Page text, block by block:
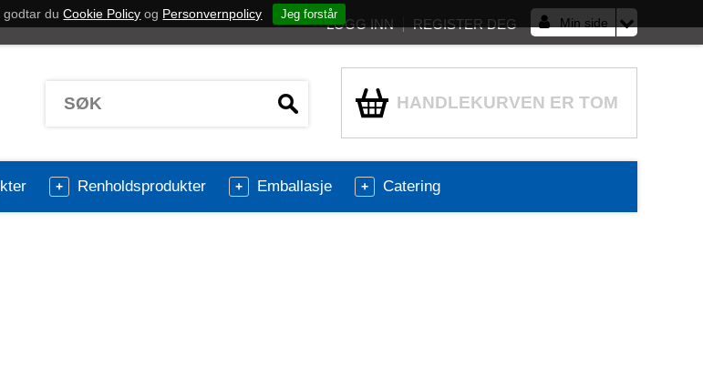
godtar du Cookie Policy og Personvernpolicy Jeg forstår
LOGG INN REGISTER DEG Min side
HANDLEKURVEN ER TOM
Renholdsprodukter Emballasje Catering